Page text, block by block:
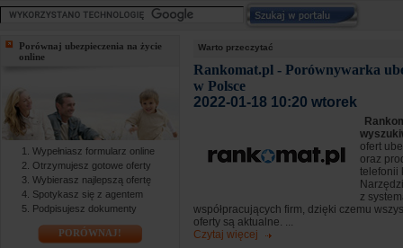
Porównaj ubezpieczenia na życie
online
Wypełniasz formularz online
Otrzymujesz gotowe oferty
Wybierasz najlepszą ofertę
Spotykasz się z agentem
Podpisujesz dokumenty
PORÓWNAJ!
Warto przeczytać
Rankomat.pl - Porównywarka
w Polsce
2022-01-18 10:20 wtorek
ofert
oraz
telefonii
z
współpracujących firm, dzięki czemu
oferty są aktualne. ...
Czytaj więcej